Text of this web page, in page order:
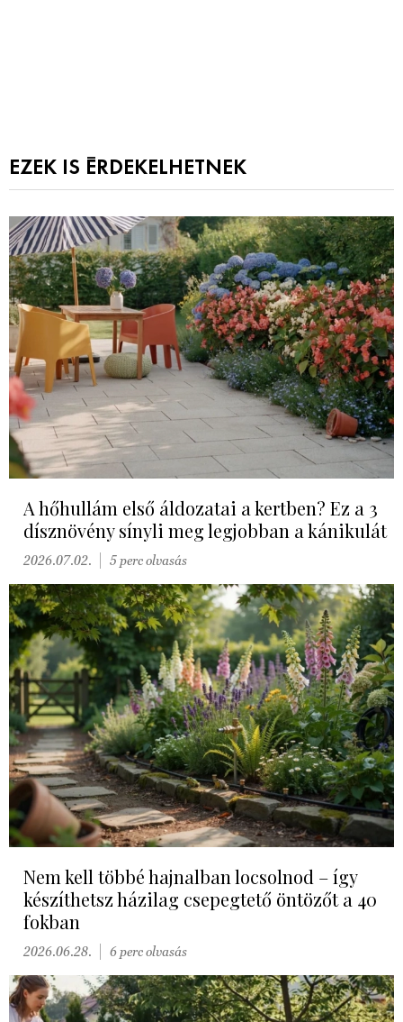
EZEK IS ÉRDEKELHETNEK
A hőhullám első áldozatai a kertben? Ez a 3
dísznövény sínyli meg legjobban a kánikulát
2026.07.02. 5 perc olvasás
Nem kell többé hajnalban locsolnod – így
készíthetsz házilag csepegtető öntözőt a 40
fokban
2026.06.28. 6 perc olvasás